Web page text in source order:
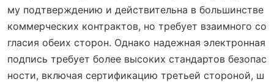
му подтверждению и действительна в большинстве
коммерческих контрактов, но требует взаимного со
гласия обеих сторон. Однако надежная электронная
подпись требует более высоких стандартов безопас
ности, включая сертификацию третьей стороной, ш